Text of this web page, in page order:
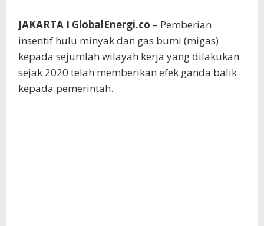
JAKARTA I GlobalEnergi.co – Pemberian
insentif hulu minyak dan gas bumi (migas)
kepada sejumlah wilayah kerja yang dilakukan
sejak 2020 telah memberikan efek ganda balik
kepada pemerintah.